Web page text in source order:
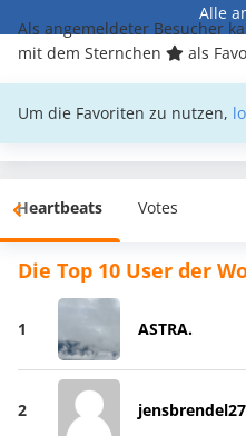
Alle
Als angemeldeter Besucher
mit dem Sternchen
als
Um die Favoriten zu nutzen,
Heartbeats Votes
Die Top 10 User der
1 ASTRA.
2